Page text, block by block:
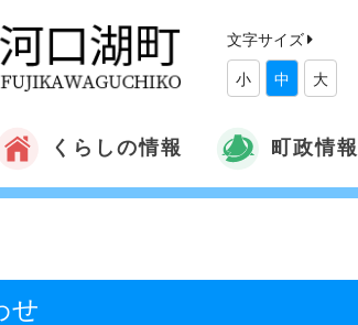
文字サイズ
小 中 大
くらしの情報 町政情報
せ